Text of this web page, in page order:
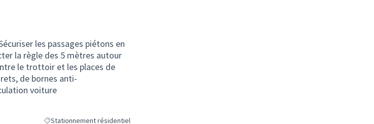
les passages piétons en
la règle des 5 mètres autour
le trottoir et les places de
de bornes anti-
voiture
Stationnement résidentiel